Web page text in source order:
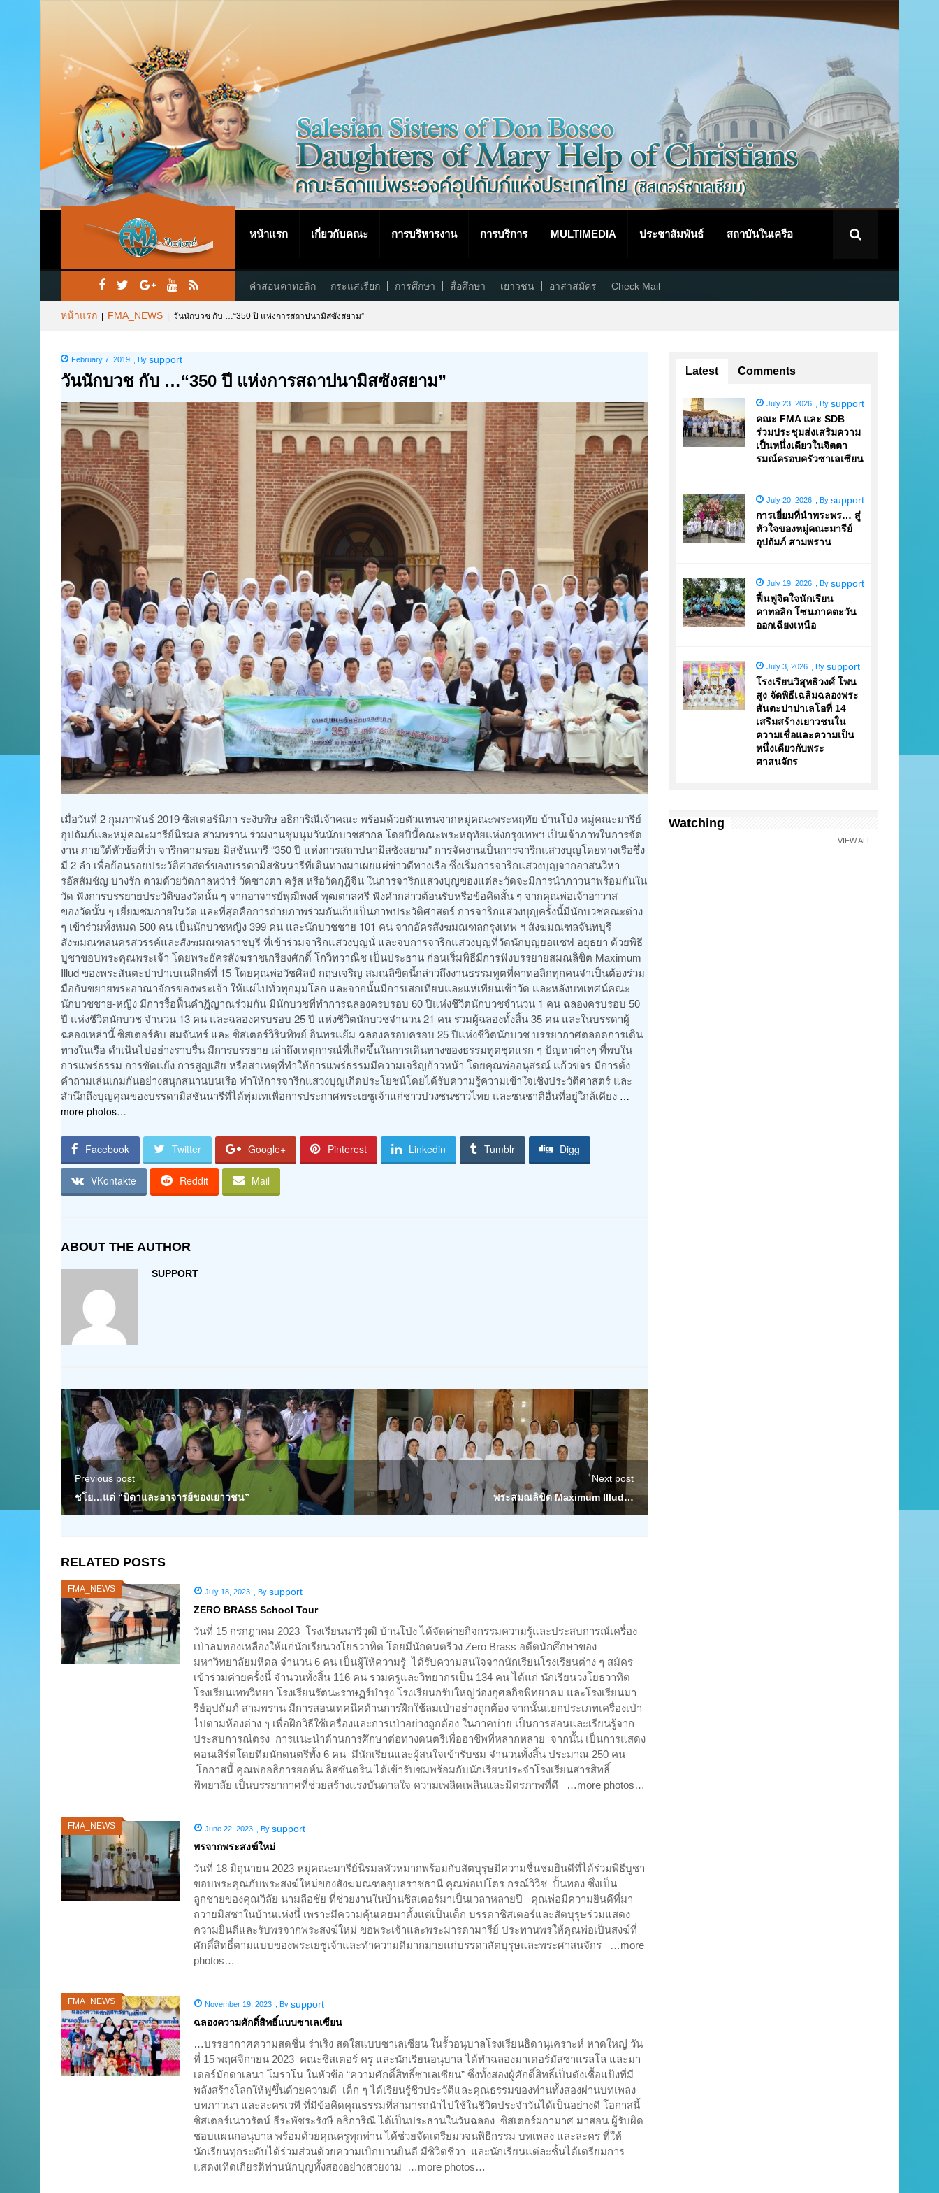
หน้าแรก เกี่ยวกับคณะ การบริหารงาน การบริการ MULTIMEDIA ประชาสัมพันธ์ สถาบันในเครือ
คำสอนคาทอลิก กระแสเรียก การศึกษา สื่อศึกษา เยาวชน อาสาสมัคร Check Mail
หน้าแรก FMA_NEWS วันนักบวช กับ …“350 ปี แห่งการสถาปนามิสซังสยาม”
February 7, 2019 By support
วันนักบวช กับ …“350 ปี แห่งการสถาปนามิสซังสยาม”
เมื่อวันที่ 2 กุมภาพันธ์ 2019 ซิสเตอร์นิภา ระงับพิษ อธิการิณีเจ้าคณะ พร้อมด้วยตัวแทนจากหมู่คณะพระหฤทัย บ้านโป่ง หมู่คณะมารีย์
อุปถัมภ์และหมู่คณะมารีย์นิรมล สามพราน ร่วมงานชุมนุมวันนักบวชสากล โดยปีนี้คณะพระหฤทัยแห่งกรุงเทพฯ เป็นเจ้าภาพในการจัด
งาน ภายใต้หัวข้อที่ว่า จาริกตามรอย มิสชันนารี “350 ปี แห่งการสถาปนามิสซังสยาม” การจัดงานเป็นการจาริกแสวงบุญโดยทางเรือซึ่ง
มี 2 ลำ เพื่อย้อนรอยประวัติศาสตร์ของบรรดามิสชันนารีที่เดินทางมาเผยแผ่ข่าวดีทางเรือ ซึ่งเริ่มการจาริกแสวงบุญจากอาสนวิหา
รอัสสัมชัญ บางรัก ตามด้วยวัดกาลหว่าร์ วัดซางตา ครู้ส หรือวัดกุฎีจีน ในการจาริกแสวงบุญของแต่ละวัดจะมีการนำภาวนาพร้อมกันใน
วัด ฟังการบรรยายประวัติของวัดนั้น ๆ จากอาจารย์พุฒิพงศ์ พุฒตาลศรี ฟังคำกล่าวต้อนรับหรือข้อคิดสั้น ๆ จากคุณพ่อเจ้าอาวาส
ของวัดนั้น ๆ เยี่ยมชมภายในวัด และที่สุดคือการถ่ายภาพร่วมกันเก็บเป็นภาพประวัติศาสตร์ การจาริกแสวงบุญครั้งนี้มีนักบวชคณะต่าง
ๆ เข้าร่วมทั้งหมด 500 คน เป็นนักบวชหญิง 399 คน และนักบวชชาย 101 คน จากอัครสังฆมณฑลกรุงเทพ ฯ สังฆมณฑลจันทบุรี
สังฆมณฑลนครสวรรค์และสังฆมณฑลราชบุรี ที่เข้าร่วมจาริกแสวงบุญนั่ และจบการจาริกแสวงบุญที่วัดนักบุญยอแซฟ อยุธยา ด้วยพิธี
บูชาขอบพระคุณพระเจ้า โดยพระอัครสังฆราชเกรียงศักดิ์ โกวิทวาณิช เป็นประธาน ก่อนเริ่มพิธีมีการฟังบรรยายสมณลิขิต Maximum
Illud ของพระสันตะปาปาเบเนดิกต์ที่ 15 โดยคุณพ่อวัชศิลป์ กฤษเจริญ สมณลิขิตนี้กล่าวถึงงานธรรมทูตที่คาทอลิกทุกคนจำเป็นต้องร่วม
มือกันขยายพระอาณาจักรของพระเจ้า ให้แผ่ไปทั่วทุกมุมโลก และจากนั้นมีการเสกเทียนและแห่เทียนเข้าวัด และหลังบทเทศน์คณะ
นักบวชชาย-หญิง มีการรื้อฟื้นคำฏิญาณร่วมกัน มีนักบวชที่ทำการฉลองครบรอบ 60 ปีแห่งชีวิตนักบวชจำนวน 1 คน ฉลองครบรอบ 50
ปี แห่งชีวิตนักบวช จำนวน 13 คน และฉลองครบรอบ 25 ปี แห่งชีวิตนักบวชจำนวน 21 คน รวมผู้ฉลองทั้งสิ้น 35 คน และในบรรดาผู้
ฉลองเหล่านี้ ซิสเตอร์ลับ สมจันทร์ และ ซิสเตอร์วิรินทิพย์ อินทรแย้ม ฉลองครอบครอบ 25 ปีแห่งชีวิตนักบวช บรรยากาศตลอดการเดิน
ทางในเรือ ดำเนินไปอย่างราบรื่น มีการบรรยาย เล่าถึงเหตุการณ์ที่เกิดขึ้นในการเดินทางของธรรมทูตชุดแรก ๆ ปัญหาต่างๆ ที่พบใน
การแพร่ธรรม การขัดแย้ง การสูญเสีย หรือสาเหตุที่ทำให้การแพร่ธรรมมีความเจริญก้าวหน้า โดยคุณพ่ออนุสรณ์ แก้วขจร มีการตั้ง
คำถามเล่นเกมกันอย่างสนุกสนานบนเรือ ทำให้การจาริกแสวงบุญเกิดประโยชน์โดยได้รับความรู้ความเข้าใจเชิงประวัติศาสตร์ และ
สำนึกถึงบุญคุณของบรรดามิสชันนารีที่ได้ทุ่มเทเพื่อการประกาศพระเยซูเจ้าแก่ชาวปวงชนชาวไทย และชนชาติอื่นที่อยู่ใกล้เคียง …
more photos…
Facebook Twitter Google+ Pinterest Linkedin Tumblr Digg
VKontakte Reddit Mail
ABOUT THE AUTHOR
SUPPORT
Previous post
ชโย…แด่ “บิดาและอาจารย์ของเยาวชน”
Next post
พระสมณลิขิต Maximum Illud…
RELATED POSTS
FMA_NEWS July 18, 2023 By support
ZERO BRASS School Tour
วันที่ 15 กรกฎาคม 2023 โรงเรียนนารีวุฒิ บ้านโป่ง ได้จัดค่ายกิจกรรมความรู้และประสบการณ์เครื่อง
เป่าลมทองเหลืองให้แก่นักเรียนวงโยธวาทิต โดยมีนักดนตรีวง Zero Brass อดีตนักศึกษาของ
มหาวิทยาลัยมหิดล จำนวน 6 คน เป็นผู้ให้ความรู้ ได้รับความสนใจจากนักเรียนโรงเรียนต่าง ๆ สมัคร
เข้าร่วมค่ายครั้งนี้ จำนวนทั้งสิ้น 116 คน รวมครูและวิทยากรเป็น 134 คน ได้แก่ นักเรียนวงโยธวาทิต
โรงเรียนเทพวิทยา โรงเรียนรัตนะราษฏร์บำรุง โรงเรียนกรับใหญ่ว่องกุศลกิจพิทยาคม และโรงเรียนมา
รีย์อุปถัมภ์ สามพราน มีการสอนเทคนิคด้านการฝึกใช้ลมเป่าอย่างถูกต้อง จากนั้นแยกประเภทเครื่องเป่า
ไปตามห้องต่าง ๆ เพื่อฝึกวิธีใช้เครื่องและการเป่าอย่างถูกต้อง ในภาคบ่าย เป็นการสอนและเรียนรู้จาก
ประสบการณ์ตรง การแนะนำด้านการศึกษาต่อทางดนตรีเพื่ออาชีพที่หลากหลาย จากนั้น เป็นการแสดง
คอนเสิร์ตโดยทีมนักดนตรีทั้ง 6 คน มีนักเรียนและผู้สนใจเข้ารับชม จำนวนทั้งสิ้น ประมาณ 250 คน
โอกาสนี้ คุณพ่ออธิการยอห์น ลิสซันดริน ได้เข้ารับชมพร้อมกับนักเรียนประจำโรงเรียนสารสิทธิ์
พิทยาลัย เป็นบรรยากาศที่ช่วยสร้างแรงบันดาลใจ ความเพลิดเพลินและมิตรภาพที่ดี …more photos…
FMA_NEWS June 22, 2023 By support
พรจากพระสงฆ์ใหม่
วันที่ 18 มิถุนายน 2023 หมู่คณะมารีย์นิรมลหัวหมากพร้อมกับสัตบุรุษมีความชื่นชมยินดีที่ได้ร่วมพิธีบูชา
ขอบพระคุณกับพระสงฆ์ใหม่ของสังฆมณฑลอุบลราชธานี คุณพ่อเปโตร กรณ์วิวิช ปั้นทอง ซึ่งเป็น
ลูกชายของคุณวิลัย นามลือชัย ที่ช่วยงานในบ้านซิสเตอร์มาเป็นเวลาหลายปี คุณพ่อมีความยินดีที่มา
ถวายมิสซาในบ้านแห่งนี้ เพราะมีความคุ้นเคยมาตั้งแต่เป็นเด็ก บรรดาซิสเตอร์และสัตบุรุษร่วมแสดง
ความยินดีและรับพรจากพระสงฆ์ใหม่ ขอพระเจ้าและพระมารดามารีย์ ประทานพรให้คุณพ่อเป็นสงฆ์ที่
ศักดิ์สิทธิ์ตามแบบของพระเยซูเจ้าและทำความดีมากมายแก่บรรดาสัตบุรุษและพระศาสนจักร …more
photos…
FMA_NEWS November 19, 2023 By support
ฉลองความศักดิ์สิทธิ์แบบซาเลเซียน
…บรรยากาศความสดชื่น ร่าเริง สดใสแบบซาเลเซียน ในรั้วอนุบาลโรงเรียนธิดานุเคราะห์ หาดใหญ่ วัน
ที่ 15 พฤศจิกายน 2023 คณะซิสเตอร์ ครู และนักเรียนอนุบาล ได้ทำฉลองมาเดอร์มัสซาแรลโล และมา
เดอร์มักดาเลนา โมราโน ในหัวข้อ “ความศักดิ์สิทธิ์ซาเลเซียน” ซึ่งทั้งสองผู้ศักดิ์สิทธิ์เป็นดังเชื้อแป้งที่มี
พลังสร้างโลกให้ฟูขึ้นด้วยความดี เด็ก ๆ ได้เรียนรู้ชีวประวัติและคุณธรรมของท่านทั้งสองผ่านบทเพลง
บทภาวนา และละครเวที ที่มีข้อคิดคุณธรรมที่สามารถนำไปใช้ในชีวิตประจำวันได้เป็นอย่างดี โอกาสนี้
ซิสเตอร์เนาวรัตน์ ธีระพัชระรังษี อธิการิณี ได้เป็นประธานในวันฉลอง ซิสเตอร์ผกามาศ มาสอน ผู้รับผิด
ชอบแผนกอนุบาล พร้อมด้วยคุณครูทุกท่าน ได้ช่วยจัดเตรียมวจนพิธีกรรม บทเพลง และละคร ที่ให้
นักเรียนทุกระดับได้ร่วมส่วนด้วยความเบิกบานยินดี มีชิวิตชีวา และนักเรียนแต่ละชั้นได้เตรียมการ
แสดงเทิดเกียรติท่านนักบุญทั้งสองอย่างสวยงาม …more photos…
Latest Comments
July 23, 2026 By support
คณะ FMA และ SDB
ร่วมประชุมส่งเสริมความ
เป็นหนึ่งเดียวในจิตตา
รมณ์ครอบครัวซาเลเซียน
July 20, 2026 By support
การเยี่ยมที่นำพระพร… สู่
หัวใจของหมู่คณะมารีย์
อุปถัมภ์ สามพราน
July 19, 2026 By support
ฟื้นฟูจิตใจนักเรียน
คาทอลิก โซนภาคตะวัน
ออกเฉียงเหนือ
July 3, 2026 By support
โรงเรียนวิสุทธิวงศ์ โพน
สูง จัดพิธีเฉลิมฉลองพระ
สันตะปาปาเลโอที่ 14
เสริมสร้างเยาวชนใน
ความเชื่อและความเป็น
หนึ่งเดียวกับพระ
ศาสนจักร
Watching
VIEW ALL